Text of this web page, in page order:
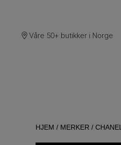
Våre 50+ butikker i Norge
HJEM / MERKER / CHANEL